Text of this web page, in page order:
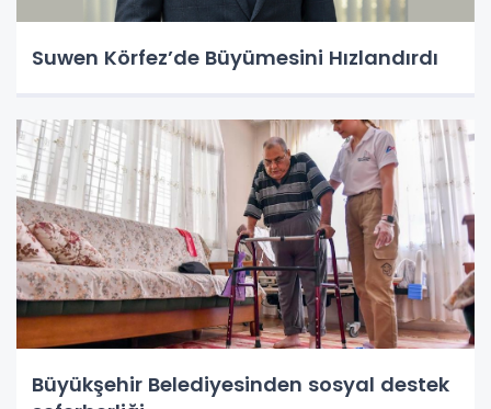
Suwen Körfez’de Büyümesini Hızlandırdı
Büyükşehir Belediyesinden sosyal destek